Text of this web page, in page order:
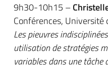
9h30-10h15 –
Conférences, Université
Les pieuvres
utilisation de stratégies
variables dans une tâche